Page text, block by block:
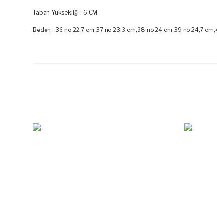
Taban Yüksekliği : 6 CM
Beden : 36 no 22.7 cm,37 no 23.3 cm,38 no 24 cm,39 no 24,7